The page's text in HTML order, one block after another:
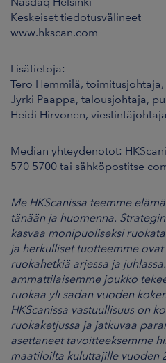
Keskeiset tiedotusvälineet
www.hkscan.com
Lisätietoja:
Tero Hemmilä,
Jyrki Paappa, talousjohtaja,
Heidi Hirvonen,
Median yhteydenotot:
570 5700 tai sähköpostitse
Me HKScanissa teemme
tänään ja huomenna.
kasvaa monipuoliseksi
ja herkulliset tuotteemme
ruokahetkiä arjessa ja
ammattilaisemme joukko
ruokaa yli sadan vuoden
HKScanissa vastuullisuus on
ruokaketjussa ja jatkuvaa
asettaneet tavoitteeksemme
maatiloilta kuluttajille vuoden